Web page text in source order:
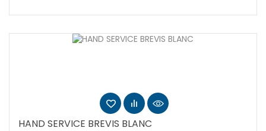
HAND SERVICE BREVIS BLANC